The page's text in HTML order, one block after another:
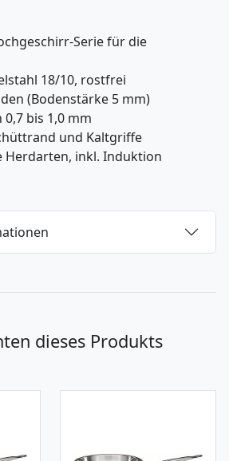
Serie für die
18/10, rostfrei
(Bodenstärke 5 mm)
0,7 bis 1,0 mm
und Kaltgriffe
Herdarten, inkl. Induktion
dieses Produkts